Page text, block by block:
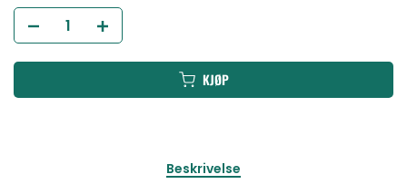
KJØP
Beskrivelse